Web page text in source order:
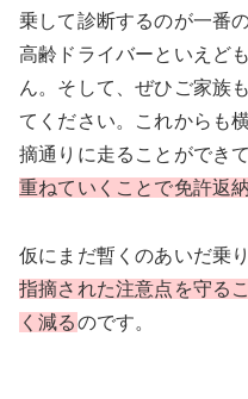
乗して診断するのが一番
高齢ドライバーといえど
ん。そして、ぜひご家族
てください。これからも
摘通りに走ることができ
重ねていくことで免許返
仮にまだ暫くのあいだ乗
指摘された注意点を守る
く減るのです。